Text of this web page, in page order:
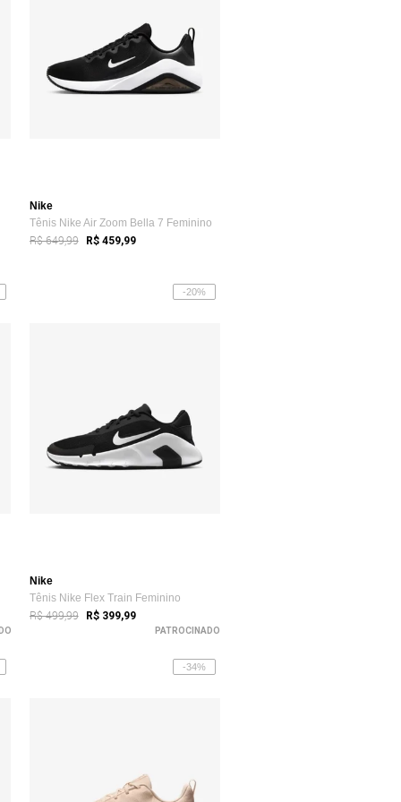
Nike
Tênis Nike Air Zoom Bella 7 Feminino
R$ 649,99 R$ 459,99
-20%
Nike
Tênis Nike Flex Train Feminino
R$ 499,99 R$ 399,99
PATROCINADO
-34%